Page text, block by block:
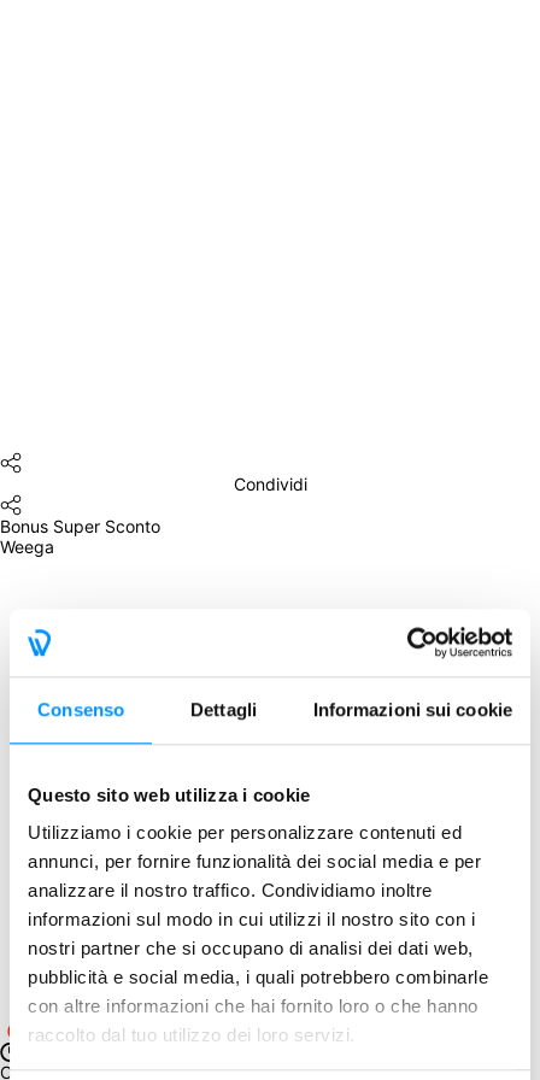
Consenso Dettagli Informazioni sui cookie
Questo sito web utilizza i cookie
Utilizziamo i cookie per personalizzare contenuti ed
annunci, per fornire funzionalità dei social media e per
analizzare il nostro traffico. Condividiamo inoltre
informazioni sul modo in cui utilizzi il nostro sito con i
nostri partner che si occupano di analisi dei dati web,
pubblicità e social media, i quali potrebbero combinarle
con altre informazioni che hai fornito loro o che hanno
raccolto dal tuo utilizzo dei loro servizi.
Condividi
Bonus Super Sconto
Weega
Chiuso con successo